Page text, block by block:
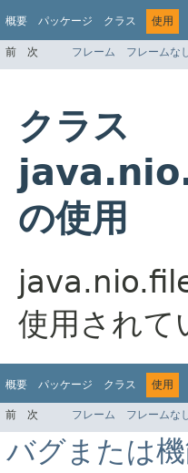
概要 パッケージ クラス 使用
前 次 フレーム フレームな
クラス
の使用
使用されて
概要 パッケージ クラス 使用
前 次 フレーム フレームな
バグまたは